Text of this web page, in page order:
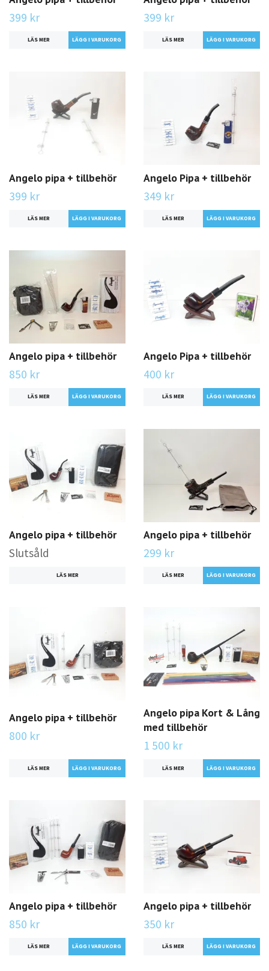
399 kr
LÄS MER
399 kr
LÄS MER
Angelo pipa + tillbehör
399 kr
LÄS MER
Angelo Pipa + tillbehör
349 kr
LÄS MER
Angelo pipa + tillbehör
850 kr
LÄS MER
Angelo Pipa + tillbehör
400 kr
LÄS MER
Angelo pipa + tillbehör
Slutsåld
LÄS MER
Angelo pipa + tillbehör
299 kr
LÄS MER
Angelo pipa + tillbehör
800 kr
LÄS MER
Angelo pipa Kort & Lång
med tillbehör
1 500 kr
LÄS MER
Angelo pipa + tillbehör
850 kr
LÄS MER
Angelo pipa + tillbehör
350 kr
LÄS MER